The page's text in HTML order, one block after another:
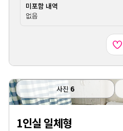
미포함 내역
없음
사진6
1인실 일체형